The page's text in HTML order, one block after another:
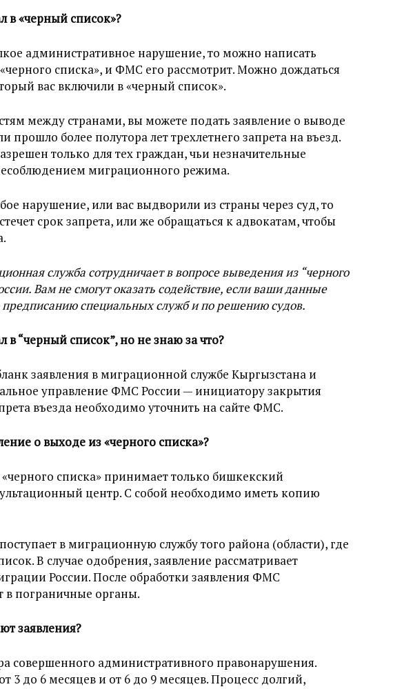
в «черный список»?
административное нарушение, то можно написать
списка», и ФМС его рассмотрит. Можно дождаться
вас включили в «черный список».
между странами, вы можете подать заявление о выводе
прошло более полутора лет трехлетнего запрета на въезд.
только для тех граждан, чьи незначительные
миграционного режима.
нарушение, или вас выдворили из страны через суд, то
срок запрета, или же обращаться к адвокатам, чтобы
служба сотрудничает в вопросе выведения из “черного
Вам не смогут оказать содействие, если ваши данные
специальных служб и по решению судов.
в “черный список”, но не знаю за что?
заявления в миграционной службе Кыргызстана и
управление ФМС России — инициатору закрытия
въезда необходимо уточнить на сайте ФМС.
о выходе из «черного списка»?
списка» принимает только бишкекский
центр. С собой необходимо иметь копию
в миграционную службу того района (области), где
В случае одобрения, заявление рассматривает
России. После обработки заявления ФМС
в пограничные органы.
заявления?
совершенного административного правонарушения.
3 до 6 месяцев и от 6 до 9 месяцев. Процесс долгий,